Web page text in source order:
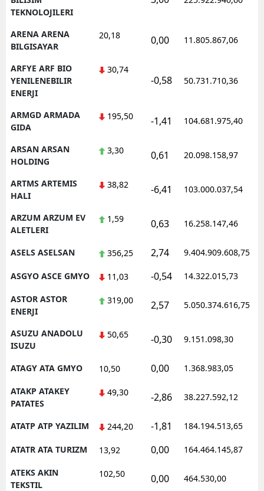
TEKNOLOJILERI
ARENA ARENA
BILGISAYAR
20,18 0,00 11.805.867,06
ARFYE ARF BIO
YENILENEBILIR
ENERJI
30,74
-0,58 50.731.710,36
ARMGD ARMADA
GIDA
195,50 -1,41 104.681.975,40
ARSAN ARSAN
HOLDING
3,30 0,61 20.098.158,97
ARTMS ARTEMIS
HALI
38,82 -6,41 103.000.037,54
ARZUM ARZUM EV
ALETLERI
1,59 0,63 16.258.147,46
ASELS ASELSAN 356,25 2,74 9.404.909.608,75
ASGYO ASCE GMYO 11,03 -0,54 14.322.015,73
ASTOR ASTOR
ENERJI
319,00 2,57 5.050.374.616,75
ASUZU ANADOLU
ISUZU
50,65 -0,30 9.151.098,30
ATAGY ATA GMYO 10,50 0,00 1.368.983,05
ATAKP ATAKEY
PATATES
49,30 -2,86 38.227.592,12
ATATP ATP YAZILIM 244,20 -1,81 184.194.513,65
ATATR ATA TURIZM 13,92 0,00 164.464.145,87
ATEKS AKIN
TEKSTIL
102,50 0,00 464.530,00